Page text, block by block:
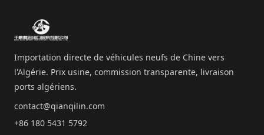
Importation directe de véhicules neufs de Chine vers
l'Algérie. Prix usine, commission transparente, livraison
ports algériens.
contact@qianqilin.com
+86 180 5431 5792